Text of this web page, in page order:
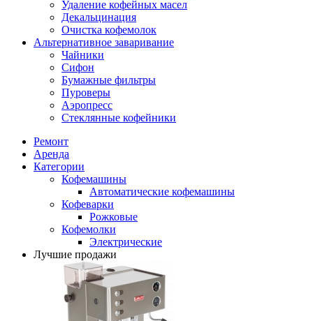
Удаление кофейных масел
Декальцинация
Очистка кофемолок
Альтернативное заваривание
Чайники
Сифон
Бумажные фильтры
Пуроверы
Аэропресс
Стеклянные кофейники
Ремонт
Аренда
Категории
Кофемашины
Автоматические кофемашины
Кофеварки
Рожковые
Кофемолки
Электрические
Лучшие продажи